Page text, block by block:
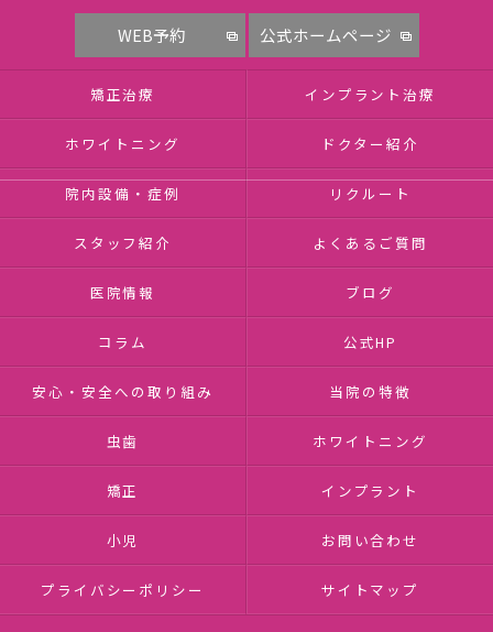
WEB予約 公式ホームページ
矯正治療 インプラント治療
ホワイトニング ドクター紹介
院内設備・症例 リクルート
スタッフ紹介 よくあるご質問
医院情報 ブログ
コラム 公式HP
安心・安全への取り組み 当院の特徴
虫歯 ホワイトニング
矯正 インプラント
小児 お問い合わせ
プライバシーポリシー サイトマップ